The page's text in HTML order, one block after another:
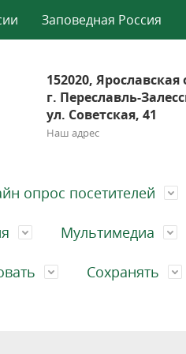
Заповедная Россия
152020, Ярославская
г. Переславль-
ул. Советская, 41
Наш адрес
опрос посетителей
Мультимедиа
Сохранять